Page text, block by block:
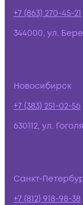
+7 (863) 270-45-21
344000, ул.
Новосибирск
+7 (383) 251-02-56
630112, ул.
Санкт-
+7 (812) 918-98-38